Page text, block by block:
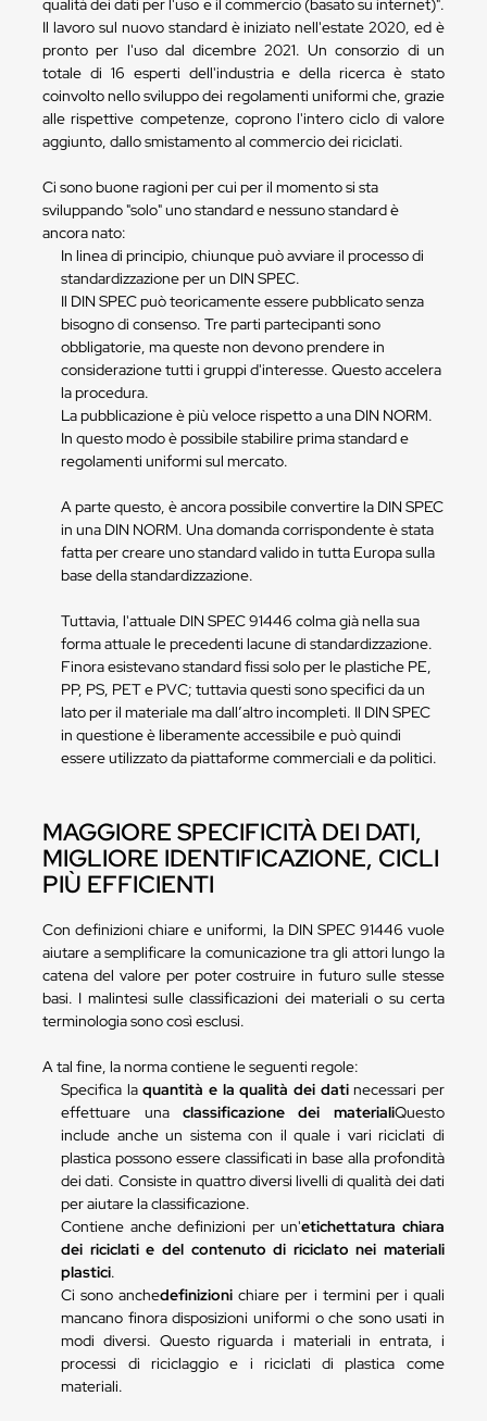
qualità dei dati per l'uso e il commercio (basato su internet)".
Il lavoro sul nuovo standard è iniziato nell'estate 2020, ed è
pronto per l'uso dal dicembre 2021. Un consorzio di un
totale di 16 esperti dell'industria e della ricerca è stato
coinvolto nello sviluppo dei regolamenti uniformi che, grazie
alle rispettive competenze, coprono l'intero ciclo di valore
aggiunto, dallo smistamento al commercio dei riciclati.
Ci sono buone ragioni per cui per il momento si sta
sviluppando "solo" uno standard e nessuno standard è
ancora nato:
In linea di principio, chiunque può avviare il processo di
standardizzazione per un DIN SPEC.
Il DIN SPEC può teoricamente essere pubblicato senza
bisogno di consenso. Tre parti partecipanti sono
obbligatorie, ma queste non devono prendere in
considerazione tutti i gruppi d'interesse. Questo accelera
la procedura.
La pubblicazione è più veloce rispetto a una DIN NORM.
In questo modo è possibile stabilire prima standard e
regolamenti uniformi sul mercato.
A parte questo, è ancora possibile convertire la DIN SPEC
in una DIN NORM. Una domanda corrispondente è stata
fatta per creare uno standard valido in tutta Europa sulla
base della standardizzazione.
Tuttavia, l'attuale DIN SPEC 91446 colma già nella sua
forma attuale le precedenti lacune di standardizzazione.
Finora esistevano standard fissi solo per le plastiche PE,
PP, PS, PET e PVC; tuttavia questi sono specifici da un
lato per il materiale ma dall’altro incompleti. Il DIN SPEC
in questione è liberamente accessibile e può quindi
essere utilizzato da piattaforme commerciali e da politici.
MAGGIORE SPECIFICITÀ DEI DATI,
MIGLIORE IDENTIFICAZIONE, CICLI
PIÙ EFFICIENTI
Con definizioni chiare e uniformi, la DIN SPEC 91446 vuole
aiutare a semplificare la comunicazione tra gli attori lungo la
catena del valore per poter costruire in futuro sulle stesse
basi. I malintesi sulle classificazioni dei materiali o su certa
terminologia sono così esclusi.
A tal fine, la norma contiene le seguenti regole:
Specifica laquantità e la qualità dei datinecessari per
effettuare una classificazione dei materialiQuesto
include anche un sistema con il quale i vari riciclati di
plastica possono essere classificati in base alla profondità
dei dati. Consiste in quattro diversi livelli di qualità dei dati
per aiutare la classificazione.
Contiene anche definizioni per un'etichettatura chiara
dei riciclati e del contenuto di riciclato nei materiali
plastici.
Ci sono anchedefinizioni chiare per i termini per i quali
mancano finora disposizioni uniformi o che sono usati in
modi diversi. Questo riguarda i materiali in entrata, i
processi di riciclaggio e i riciclati di plastica come
materiali.